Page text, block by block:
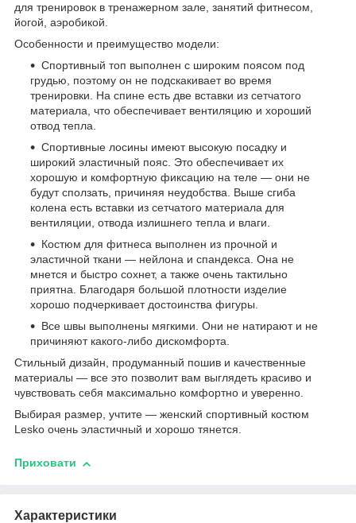
для тренировок в тренажерном зале, занятий фитнесом,
йогой, аэробикой.
Особенности и преимущество модели:
Спортивный топ выполнен с широким поясом под
грудью, поэтому он не подскакивает во время
тренировки. На спине есть две вставки из сетчатого
материала, что обеспечивает вентиляцию и хороший
отвод тепла.
Спортивные лосины имеют высокую посадку и
широкий эластичный пояс. Это обеспечивает их
хорошую и комфортную фиксацию на теле — они не
будут сползать, причиняя неудобства. Выше сгиба
колена есть вставки из сетчатого материала для
вентиляции, отвода излишнего тепла и влаги.
Костюм для фитнеса выполнен из прочной и
эластичной ткани — нейлона и спандекса. Она не
мнется и быстро сохнет, а также очень тактильно
приятна. Благодаря большой плотности изделие
хорошо подчеркивает достоинства фигуры.
Все швы выполнены мягкими. Они не натирают и не
причиняют какого-либо дискомфорта.
Стильный дизайн, продуманный пошив и качественные
материалы — все это позволит вам выглядеть красиво и
чувствовать себя максимально комфортно и уверенно.
Выбирая размер, учтите — женский спортивный костюм
Lesko очень эластичный и хорошо тянется.
Приховати
Характеристики